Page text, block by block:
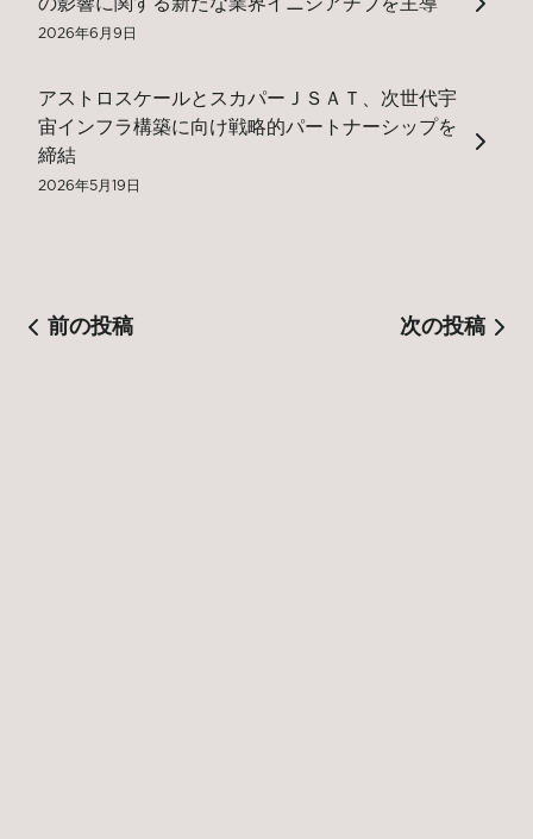
2026年6月9日
アストロスケールとスカパーＪＳＡＴ、次世代宇
宙インフラ構築に向け戦略的パートナーシップを
締結
2026年5月19日
前の投稿 次の投稿